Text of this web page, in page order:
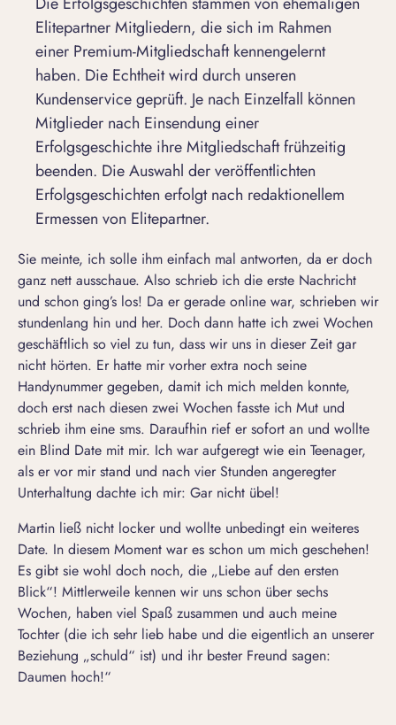
Elitepartner Mitgliedern, die sich im Rahmen
einer Premium-Mitgliedschaft kennengelernt
haben. Die Echtheit wird durch unseren
Kundenservice geprüft. Je nach Einzelfall können
Mitglieder nach Einsendung einer
Erfolgsgeschichte ihre Mitgliedschaft frühzeitig
beenden. Die Auswahl der veröffentlichten
Erfolgsgeschichten erfolgt nach redaktionellem
Ermessen von Elitepartner.
Sie meinte, ich solle ihm einfach mal antworten, da er doch
ganz nett ausschaue. Also schrieb ich die erste Nachricht
und schon ging’s los! Da er gerade online war, schrieben wir
stundenlang hin und her. Doch dann hatte ich zwei Wochen
geschäftlich so viel zu tun, dass wir uns in dieser Zeit gar
nicht hörten. Er hatte mir vorher extra noch seine
Handynummer gegeben, damit ich mich melden konnte,
doch erst nach diesen zwei Wochen fasste ich Mut und
schrieb ihm eine sms. Daraufhin rief er sofort an und wollte
ein Blind Date mit mir. Ich war aufgeregt wie ein Teenager,
als er vor mir stand und nach vier Stunden angeregter
Unterhaltung dachte ich mir: Gar nicht übel!
Martin ließ nicht locker und wollte unbedingt ein weiteres
Date. In diesem Moment war es schon um mich geschehen!
Es gibt sie wohl doch noch, die „Liebe auf den ersten
Blick“! Mittlerweile kennen wir uns schon über sechs
Wochen, haben viel Spaß zusammen und auch meine
Tochter (die ich sehr lieb habe und die eigentlich an unserer
Beziehung „schuld“ ist) und ihr bester Freund sagen:
Daumen hoch!“